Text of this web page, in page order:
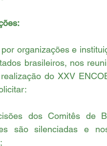
brasileiros, nos
do XXV
dos Comitês de
são silenciadas e